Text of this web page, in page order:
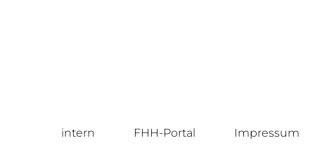
intern FHH-Portal Impressum